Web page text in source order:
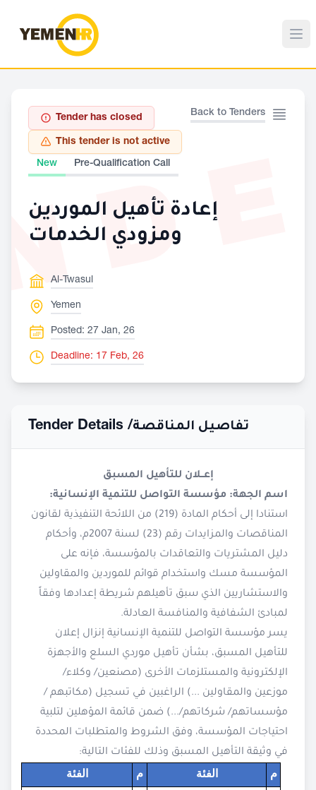
Back to Tenders
Tender has closed
This tender is not active
New Pre-Qualification Call
إعادة تأهيل الموردين
ومزودي الخدمات
Al-Twasul
Yemen
Posted: 27 Jan, 26
Deadline: 17 Feb, 26
Tender Details /تفاصيل المناقصة
إعــلان للتأهيل المسبق
اسم الجهة: مؤسسة التواصل للتنمية الإنسانية:
استنادا إلى أحكام المادة (219) من اللائحة التنفيذية لقانون
المناقصات والمزايدات رقم (23) لسنة 2007م، وأحكام
دليل المشتريات والتعاقدات بالمؤسسة، فإنه على
المؤسسة مسك واستخدام قوائم للموردين والمقاولين
والاستشاريين الذي سبق تأهيلهم شريطة إعدادها وفقاً
لمبادئ الشفافية والمنافسة العادلة.
يسر مؤسسة التواصل للتنمية الإنسانية إنزال إعلان
للتأهيل المسبق، بشأن تأهيل موردي السلع والأجهزة
الإلكترونية والمستلزمات الأخرى (مصنعين/ وكلاء/
موزعين والمقاولين ...) الراغبين في تسجيل (مكاتبهم /
مؤسساتهم/ شركاتهم/...) ضمن قائمة المؤهلين لتلبية
احتياجات المؤسسة، وفق الشروط والمتطلبات المحددة
في وثيقة التأهيل المسبق وذلك للفئات التالية:
م الفئة م
الفئة